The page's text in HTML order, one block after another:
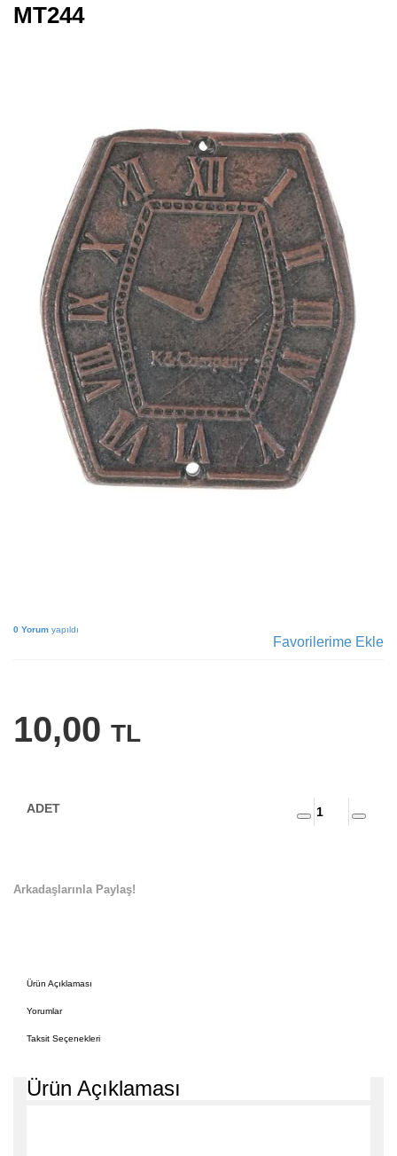
MT244
0 Yorum yapıldı
Favorilerime Ekle
10,00 TL
Arkadaşlarınla Paylaş!
Ürün Açıklaması
Yorumlar
Taksit Seçenekleri
Ürün Açıklaması